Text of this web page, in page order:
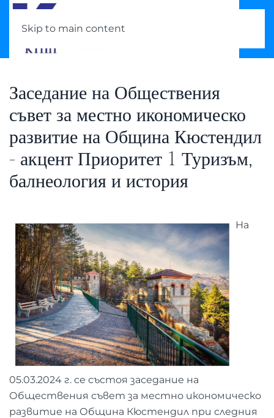
Skip to main content
Заседание на Обществения
съвет за местно икономическо
развитие на Община Кюстендил
- акцент Приоритет 1 Туризъм,
балнеология и история
На
05.03.2024 г. се състоя заседание на
Обществения съвет за местно икономическо
развитие на Община Кюстендил при следния